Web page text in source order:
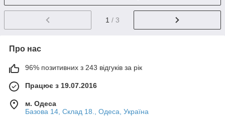
1 / 3
Про нас
96% позитивних з 243 відгуків за рік
Працює з 19.07.2016
м. Одеса
Базова 14, Склад 18., Одеса, Україна